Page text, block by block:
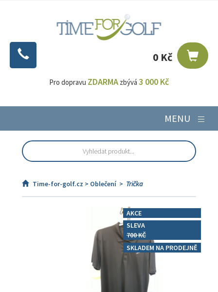
0 Kč
Pro dopravu ZDARMA zbývá 3 000 Kč
MENU
Time-for-golf.cz > Oblečení > Trička
AKCE
SLEVA
700 KČ
SKLADEM NA PRODEJNĚ